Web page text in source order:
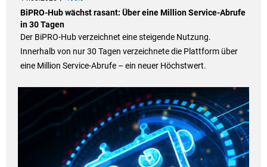
BiPRO-Hub wächst rasant: Über eine Million Service-Abrufe
in 30 Tagen
Der BiPRO-Hub verzeichnet eine steigende Nutzung.
Innerhalb von nur 30 Tagen verzeichnete die Plattform über
eine Million Service-Abrufe – ein neuer Höchstwert.